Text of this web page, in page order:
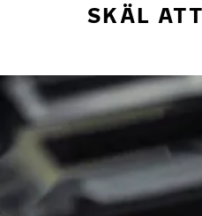
SKÄL